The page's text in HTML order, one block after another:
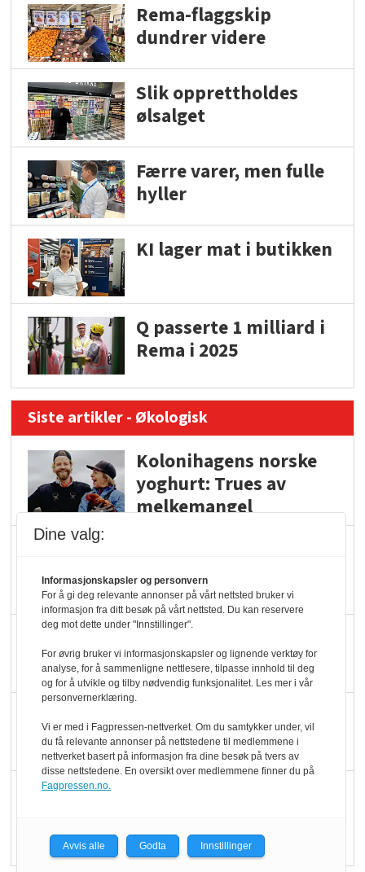
Rema-flaggskip
dundrer videre
Slik opprettholdes
ølsalget
Færre varer, men fulle
hyller
KI lager mat i butikken
Q passerte 1 milliard i
Rema i 2025
Siste artikler - Økologisk
Kolonihagens norske
yoghurt: Trues av
melkemangel
Økologisk Norge sin
hederspris
Blir enklere å velge
økologisk i butikkhylla
Kolonihagen sliter
med å få tak i nok melk
det?
Dine valg:
Informasjonskapsler og personvern
For å gi deg relevante annonser på vårt nettsted bruker vi
informasjon fra ditt besøk på vårt nettsted. Du kan reservere
deg mot dette under "Innstillinger".
For øvrig bruker vi informasjonskapsler og lignende verktøy for
analyse, for å sammenligne nettlesere, tilpasse innhold til deg
og for å utvikle og tilby nødvendig funksjonalitet. Les mer i vår
personvernerklæring.
Vi er med i Fagpressen-nettverket. Om du samtykker under, vil
du få relevante annonser på nettstedene til medlemmene i
nettverket basert på informasjon fra dine besøk på tvers av
disse nettstedene. En oversikt over medlemmene finner du på
Fagpressen.no.
Avvis alle Godta Innstillinger